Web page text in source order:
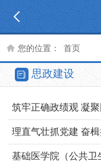
您的位置： 首页
思政建设
筑牢正确政绩观 凝
理直气壮抓党建 奋
基础医学院（公共卫